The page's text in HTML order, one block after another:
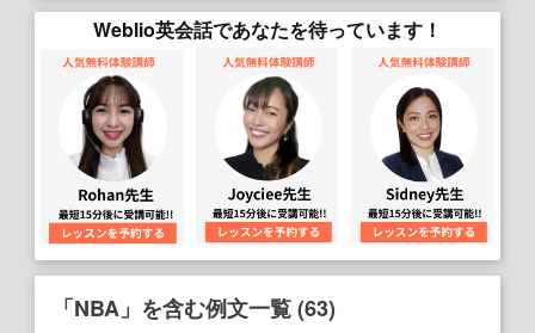
Weblio英会話であなたを待っています！
「NBA」を含む例文一覧 (63)